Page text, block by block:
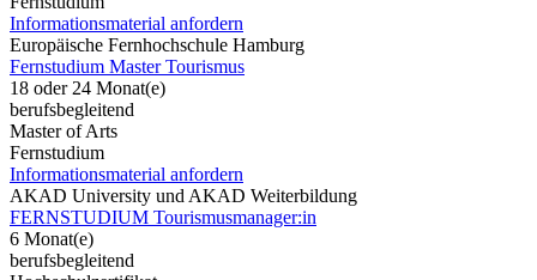
Informationsmaterial anfordern
Europäische Fernhochschule Hamburg
Fernstudium Master Tourismus
18 oder 24 Monat(e)
berufsbegleitend
Master of Arts
Fernstudium
Informationsmaterial anfordern
AKAD University und AKAD Weiterbildung
FERNSTUDIUM Tourismusmanager:in
6 Monat(e)
berufsbegleitend